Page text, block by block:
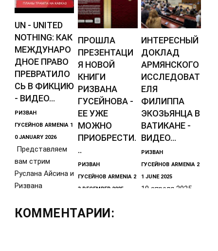
UN - UNITED
NOTHING: КАК
МЕЖДУНАРО
ДНОЕ ПРАВО
ПРЕВРАТИЛО
СЬ В ФИКЦИЮ
- ВИДЕО...
РИЗВАН
ГУСЕЙНОВ ARMENIA 1
0 JANUARY 2026
Представляем
вам стрим
Руслана Айсина и
Ризвана
янв. 2026 г.,
ПРОШЛА
ПРЕЗЕНТАЦИ
Я НОВОЙ
КНИГИ
РИЗВАНА
ГУСЕЙНОВА -
ЕЕ УЖЕ
МОЖНО
ПРИОБРЕСТИ.
..
РИЗВАН
ГУСЕЙНОВ ARMENIA 2
3 DECEMBER 2025
друзья,
ИНТЕРЕСНЫЙ
ДОКЛАД
АРМЯНСКОГО
ИССЛЕДОВАТ
ЕЛЯ
ФИЛИППА
ЭКОЗЬЯНЦА В
ВАТИКАНЕ -
ВИДЕО...
РИЗВАН
ГУСЕЙНОВ ARMENIA 2
1 JUNE 2025
10 апреля 2025
КОММЕНТАРИИ: